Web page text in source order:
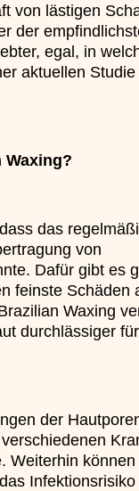
von lästigen
der
egal, in
aktuellen
das
von
Dafür gibt es
feinste Schäden
Waxing
durchlässiger
der
Weiterhin können
Erfahrungen mit
Kieselsäuregel
»»»